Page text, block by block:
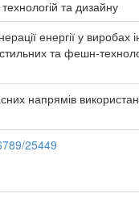
та дизайну
енергії у
та фешн-
напрямів
25449